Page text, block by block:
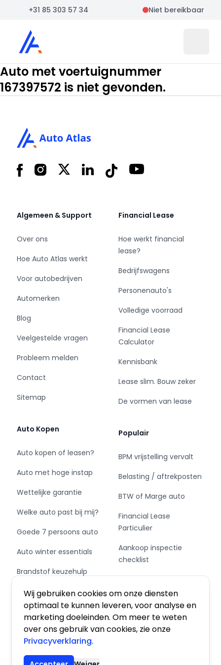
Wij gebruiken cookies om onze diensten
optimaal te kunnen leveren, voor analyse en
marketing doeleinden. Om meer te weten
over ons gebruik van cookies, zie onze
Privacyverklaring.
+31 85 303 57 34 Niet bereikbaar
Auto Atlas
Auto met voertuignummer
167397572 is niet gevonden.
FacebookInstagram
X LinkedInTiktok YouTube
Algemeen & Support
Over ons
Hoe Auto Atlas werkt
Voor autobedrijven
Automerken
Blog
Veelgestelde vragen
Probleem melden
Contact
Sitemap
Auto Kopen
Auto kopen of leasen?
Auto met hoge instap
Wettelijke garantie
Welke auto past bij mij?
Goede 7 persoons auto
Auto winter essentials
Brandstof keuzehulp
Schakel of automaat?
Financial Lease
Hoe werkt financial
lease?
Bedrijfswagens
Personenauto's
Volledige voorraad
Financial Lease
Calculator
Kennisbank
Lease slim. Bouw zeker
De vormen van lease
Populair
BPM vrijstelling vervalt
Belasting / aftrekposten
BTW of Marge auto
Financial Lease
Particulier
Aankoop inspectie
checklist
Private Leasen,
Financieren of Kopen?